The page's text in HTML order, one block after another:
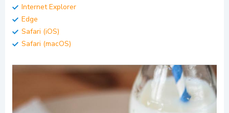
Internet Explorer
Edge
Safari (iOS)
Safari (macOS)